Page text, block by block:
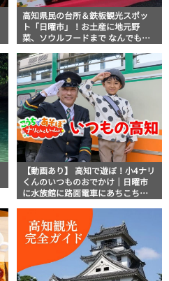
高知県民の台所＆鉄板観光スポッ
ト「日曜市」！お土産に地元野
菜、ソウルフードまで なんでもそ
説！
【動画あり】 高知で遊ぼ！小4ナリ
くんのいつものおでかけ｜日曜市
に水族館に路面電車にあちこち巡